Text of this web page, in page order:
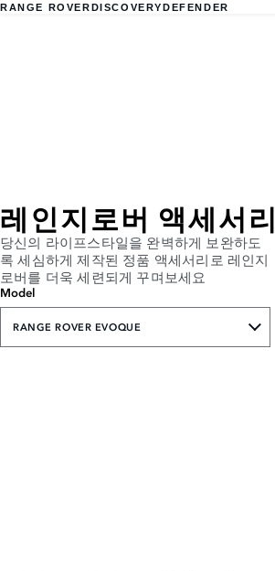
RANGE ROVERDISCOVERYDEFENDER
레인지로버 액세서리
당신의 라이프스타일을 완벽하게 보완하도
록 세심하게 제작된 정품 액세서리로 레인지
로버를 더욱 세련되게 꾸며보세요
Model
RANGE ROVER EVOQUE